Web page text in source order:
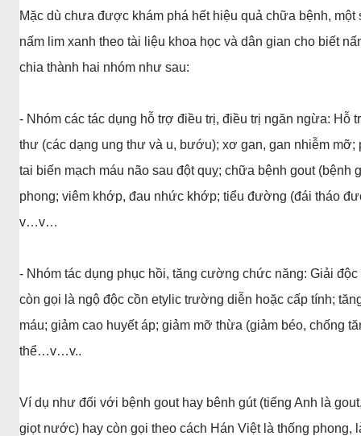
Mặc dù chưa được khám phá hết hiệu quả chữa bệnh,
nấm lim xanh theo tài liệu khoa học và dân gian cho biết
chia thành hai nhóm như sau:
- Nhóm các tác dụng hỗ trợ điều trị, điều trị ngăn ngừa: Hỗ
thư (các dạng ung thư và u, bướu); xơ gan, gan nhiễm mỡ;
tai biến mạch máu não sau đột quỵ; chữa bệnh gout (bệnh
phong; viêm khớp, đau nhức khớp; tiểu đường (đái tháo
v…v…
- Nhóm tác dụng phục hồi, tăng cường chức năng: Giải
còn gọi là ngộ độc cồn etylic trường diễn hoặc cấp tính;
máu; giảm cao huyết áp; giảm mỡ thừa (giảm béo, chống
thể…v…v..
Ví dụ như đối với bệnh gout hay bênh gút (tiếng Anh là
giọt nước) hay còn gọi theo cách Hán Việt là thống phong,